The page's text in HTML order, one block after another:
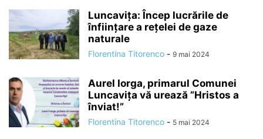
Luncavița: Încep lucrările de
înființare a rețelei de gaze
naturale
Florentina Titorenco - 9 mai 2024
Aurel Iorga, primarul Comunei
Luncavița vă urează ”Hristos a
înviat!”
Florentina Titorenco - 5 mai 2024